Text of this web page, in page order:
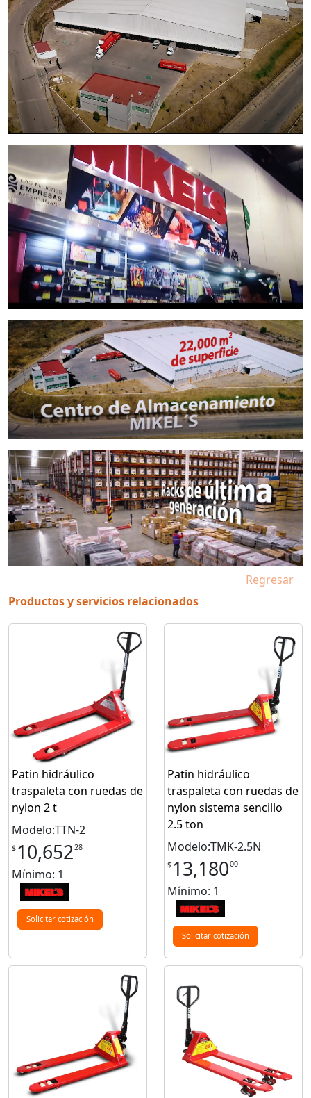
Regresar
Productos y servicios relacionados
Patin hidráulico
traspaleta con ruedas de
nylon 2 t
Modelo:TTN-2
$ 10,65228
Mínimo: 1
Solicitar cotización
Patin hidráulico
traspaleta con ruedas de
nylon sistema sencillo
2.5 ton
Modelo:TMK-2.5N
$ 13,18000
Mínimo: 1
Solicitar cotización